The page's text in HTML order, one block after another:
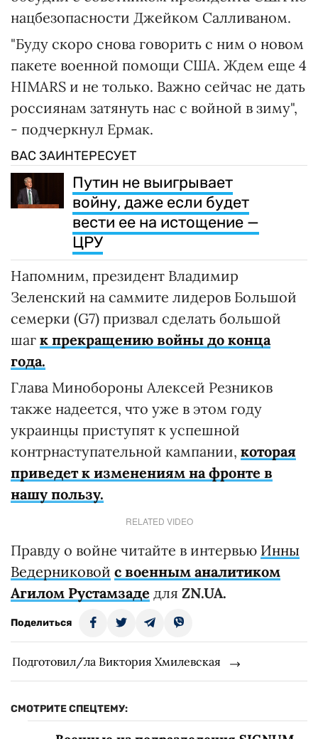
нацбезопасности Джейком Салливаном.
"Буду скоро снова говорить с ним о новом
пакете военной помощи США. Ждем еще 4
HIMARS и не только. Важно сейчас не дать
россиянам затянуть нас с войной в зиму",
- подчеркнул Ермак.
ВАС ЗАИНТЕРЕСУЕТ
Путин не выигрывает
войну, даже если будет
вести ее на истощение —
ЦРУ
Напомним, президент Владимир
Зеленский на саммите лидеров Большой
семерки (G7) призвал сделать большой
шаг к прекращению войны до конца
года.
Глава Минобороны Алексей Резников
также надеется, что уже в этом году
украинцы приступят к успешной
контрнаступательной кампании, которая
приведет к изменениям на фронте в
нашу пользу.
RELATED VIDEO
Правду о войне читайте в интервью Инны
Ведерниковой с военным аналитиком
Агилом Рустамзаде для ZN.UA.
Поделиться
Подготовил/ла Виктория Хмилевская
СМОТРИТЕ СПЕЦТЕМУ: